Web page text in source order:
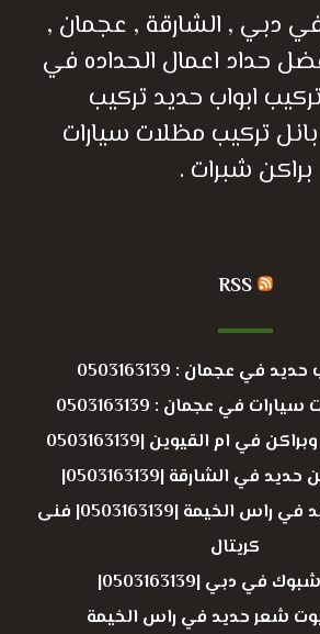
دبي , الشارقة , عجمان ,
حداد اعمال الحداده في
تركيب ابواب حديد تركيب
تركيب مظلات سيارات
براكن شبرات .
RSS
في عجمان : 0503163139
في عجمان : 0503163139
في ام القيوين |0503163139
في الشارقة |0503163139|
حداد أبواب حديد في راس الخيمة |0503163139| فنى
كريتال
في دبي |0503163139|
شعر حديد في راس الخيمة